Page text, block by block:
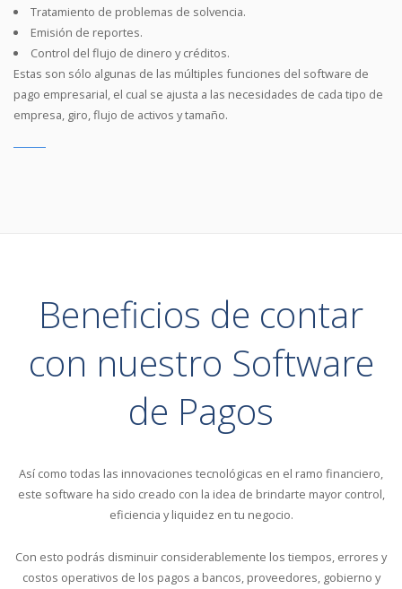
Tratamiento de problemas de solvencia.
Emisión de reportes.
Control del flujo de dinero y créditos.
Estas son sólo algunas de las múltiples funciones del software de
pago empresarial, el cual se ajusta a las necesidades de cada tipo de
empresa, giro, flujo de activos y tamaño.
Beneficios de contar
con nuestro Software
de Pagos
Así como todas las innovaciones tecnológicas en el ramo financiero,
este software ha sido creado con la idea de brindarte mayor control,
eficiencia y liquidez en tu negocio.
Con esto podrás disminuir considerablemente los tiempos, errores y
costos operativos de los pagos a bancos, proveedores, gobierno y